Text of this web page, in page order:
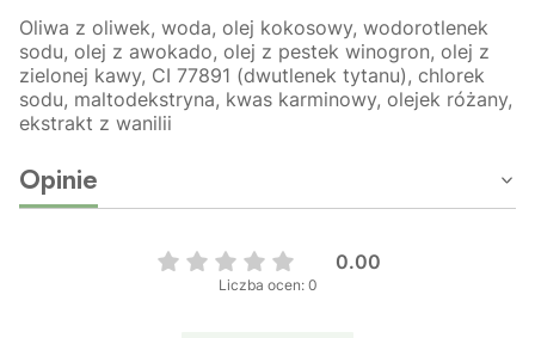
Oliwa z oliwek, woda, olej kokosowy, wodorotlenek
sodu, olej z awokado, olej z pestek winogron, olej z
zielonej kawy, CI 77891 (dwutlenek tytanu), chlorek
sodu, maltodekstryna, kwas karminowy, olejek różany,
ekstrakt z wanilii
Opinie
0.00
Liczba ocen: 0